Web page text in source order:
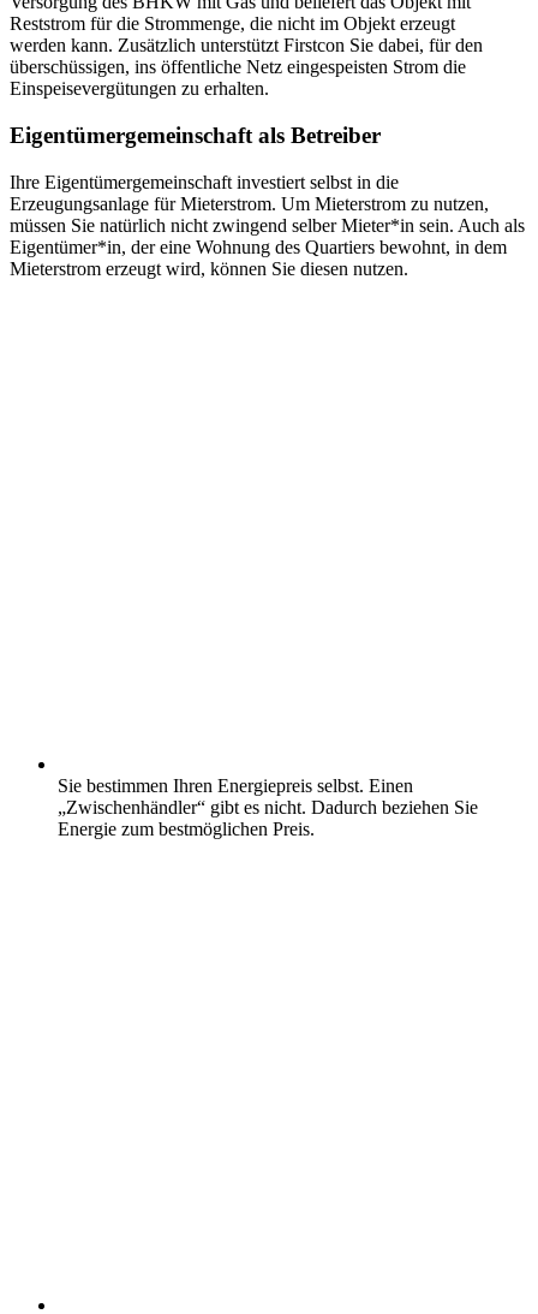
Reststrom für die Strommenge, die nicht im Objekt erzeugt
werden kann. Zusätzlich unterstützt Firstcon Sie dabei, für den
überschüssigen, ins öffentliche Netz eingespeisten Strom die
Einspeisevergütungen zu erhalten.
Eigentümergemeinschaft als Betreiber
Ihre Eigentümergemeinschaft investiert selbst in die
Erzeugungsanlage für Mieterstrom. Um Mieterstrom zu nutzen,
müssen Sie natürlich nicht zwingend selber Mieter*in sein. Auch als
Eigentümer*in, der eine Wohnung des Quartiers bewohnt, in dem
Mieterstrom erzeugt wird, können Sie diesen nutzen.
Sie bestimmen Ihren Energiepreis selbst. Einen
„Zwischenhändler“ gibt es nicht. Dadurch beziehen Sie
Energie zum bestmöglichen Preis.